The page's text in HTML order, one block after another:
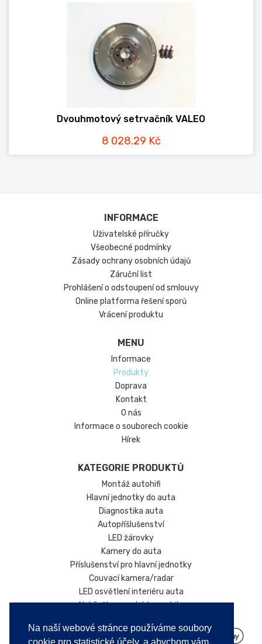
Na naší webové stránce používáme soubory
Dvouhmotový setrvačník VALEO
8 028.29 Kč
INFORMACE
Uživatelské příručky
Všeobecné podmínky
Zásady ochrany osobních údajů
Záruční list
Prohlášení o odstoupení od smlouvy
Online platforma řešení sporů
Vrácení produktu
MENU
Informace
Produkty
Doprava
Kontakt
O nás
Informace o souborech cookie
Hírek
KATEGORIE PRODUKTŮ
Montáž autohifi
Hlavní jednotky do auta
Diagnostika auta
Autopříšlušenství
LED žárovky
Kamery do auta
Příslušenství pro hlavní jednotky
Couvací kamera/radar
LED osvětlení interiéru auta
Nabíječky pro elektromobily